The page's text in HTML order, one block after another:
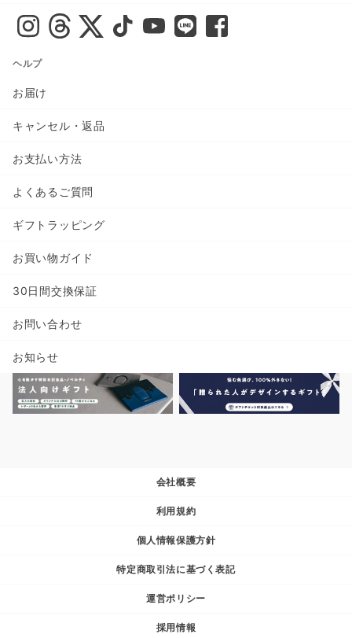
ヘルプ
お届け
キャンセル・返品
お支払い方法
よくあるご質問
ギフトラッピング
お買い物ガイド
30日間交換保証
お問い合わせ
お知らせ
会社概要
利用規約
個人情報保護方針
特定商取引法に基づく表記
運営ポリシー
採用情報